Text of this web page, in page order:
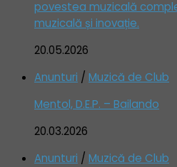
povestea muzicală
muzicală și inovație.
20.05.2026
Anunturi / Muzică de Club
Mentol, D.E.P. – Bailando
20.03.2026
Anunturi / Muzică de Club